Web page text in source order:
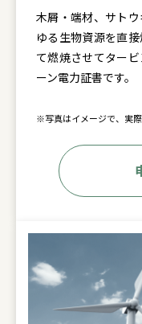
木屑・端材、サト
ゆる生物資源を直
て燃焼させてター
ーン電力証書です。
※写真はイメージで、実際